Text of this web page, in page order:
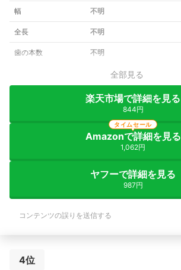
幅 不明
全長 不明
歯の本数 不明
全部見る
楽天市場で詳細を見る
844円
Amazonで詳細を見る
1,062円
タイムセール
ヤフーで詳細を見る
987円
コンテンツの誤りを送信する
4位